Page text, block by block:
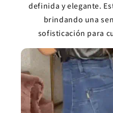
definida y elegante.
brindando una
sofisticación para